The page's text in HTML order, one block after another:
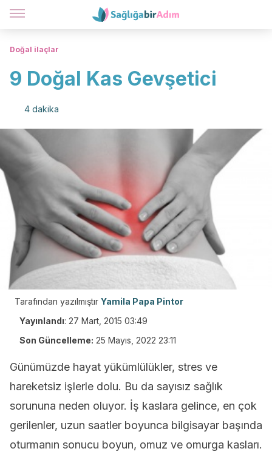
Doğal ilaçlar
9 Doğal Kas Gevşetici
4 dakika
Tarafından yazılmıştır Yamila Papa Pintor
Yayınlandı: 27 Mart, 2015 03:49
Son Güncelleme: 25 Mayıs, 2022 23:11
Günümüzde hayat yükümlülükler, stres ve
hareketsiz işlerle dolu. Bu da sayısız sağlık
sorununa neden oluyor. İş kaslara gelince, en çok
gerilenler, uzun saatler boyunca bilgisayar başında
oturmanın sonucu boyun, omuz ve omurga kasları.